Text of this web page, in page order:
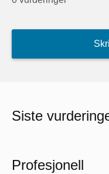
Siste
Profesjonell